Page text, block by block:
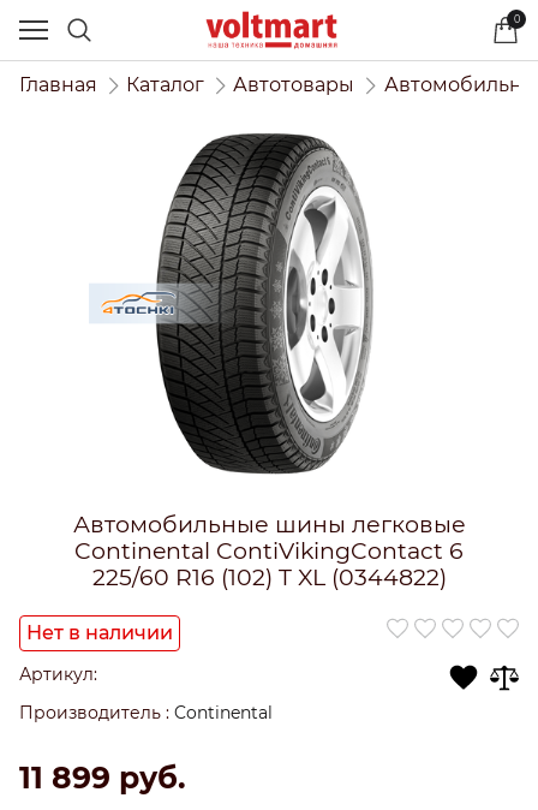
0
Главная Каталог Автотовары
Автомобильные шины легковые
Continental ContiVikingContact 6
225/60 R16 (102) T XL (0344822)
Нет в наличии
Артикул:
Производитель : Continental
11 899 руб.